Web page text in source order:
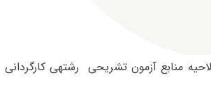
سازمان سنجش آموزش کشور با انتشار اطلاعیه ای، اصلاحیه منابع آزمون تشریحی رشته‎ی کارگردانی